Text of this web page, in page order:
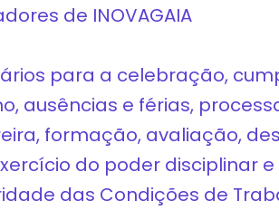
de INOVAGAIA
para a celebração,
ausências e férias,
formação, avaliação,
do poder disciplinar
das Condições de